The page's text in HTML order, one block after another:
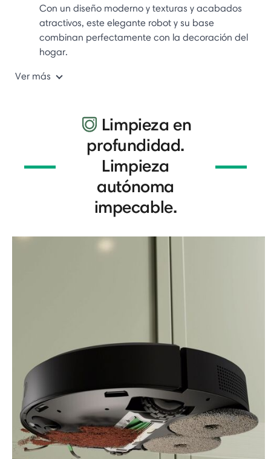
Con un diseño moderno y texturas y acabados
atractivos, este elegante robot y su base
combinan perfectamente con la decoración del
hogar.
Ver más
Limpieza en
profundidad.
Limpieza
autónoma
impecable.